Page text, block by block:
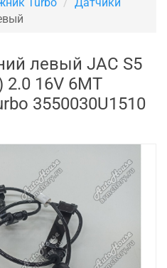
Turbo
Датчики
левый JAC S5
2.0 16V 6MT
3550030U1510